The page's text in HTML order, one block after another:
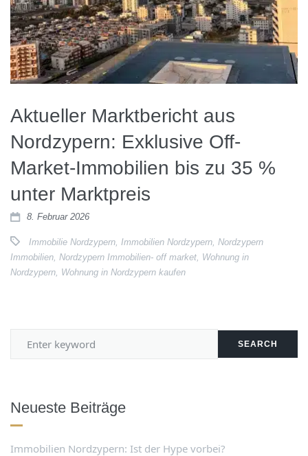
Aktueller Marktbericht aus
Nordzypern: Exklusive Off-
Market-Immobilien bis zu 35 %
unter Marktpreis
8. Februar 2026
Immobilie Nordzypern Immobilien Nordzypern Nordzypern
Immobilien Nordzypern Immobilien- off market Wohnung in
Nordzypern Wohnung in Nordzypern kaufen
SEARCH
Neueste Beiträge
Immobilien Nordzypern: Ist der Hype vorbei?